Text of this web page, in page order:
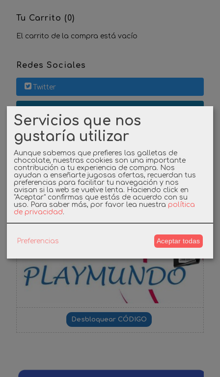
Tu Carrito (0)
El carrito de la compra está vacío
Redes Sociales
Twitter
Instagram
Facebook
Cupones
-3%
Servicios que nos
gustaría utilizar
Aunque sabemos que prefieres las galletas de
chocolate, nuestras cookies son una importante
contribución a tu experiencia de compra. Nos
ayudan a enseñarte jugosas ofertas, recuerdan tus
preferencias para facilitar tu navegación y nos
avisan si la web se vuelve lenta. Haciendo click en
"Aceptar" confirmas que estás de acuerdo con su
uso. Para saber más, por favor lea nuestra política
de privacidad.
Preferencias Aceptar todas